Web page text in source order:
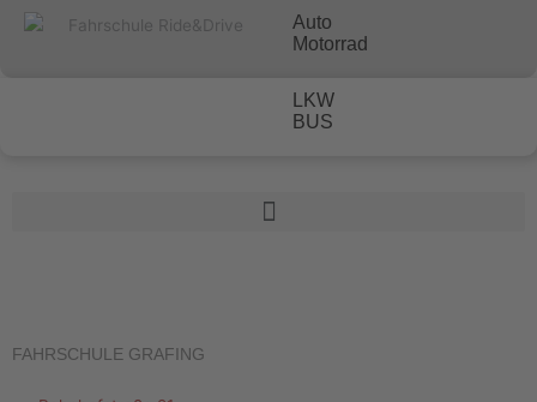
Zum
Auto
Motorrad
LKW
BUS
FAHRSCHULE GRAFING